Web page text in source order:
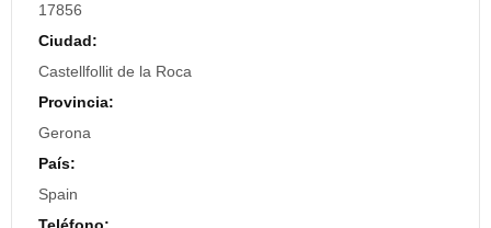
17856
Ciudad:
Castellfollit de la Roca
Provincia:
Gerona
País:
Spain